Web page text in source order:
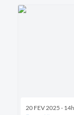
20 FEV 2025 -